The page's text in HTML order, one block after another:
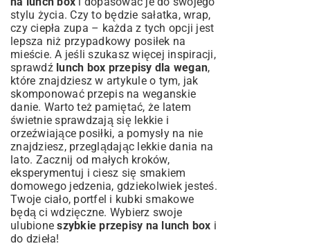
stylu życia. Czy to będzie sałatka, wrap,
czy ciepła zupa – każda z tych opcji jest
lepsza niż przypadkowy posiłek na
mieście. A jeśli szukasz więcej inspiracji,
sprawdź lunch box przepisy dla wegan,
które znajdziesz w artykule o tym, jak
skomponować przepis na weganskie
danie. Warto też pamiętać, że latem
świetnie sprawdzają się lekkie i
orzeźwiające posiłki, a pomysły na nie
znajdziesz, przeglądając lekkie dania na
lato. Zacznij od małych kroków,
eksperymentuj i ciesz się smakiem
domowego jedzenia, gdziekolwiek jesteś.
Twoje ciało, portfel i kubki smakowe
będą ci wdzięczne. Wybierz swoje
ulubioneszybkie przepisy na lunch box i
do dzieła!